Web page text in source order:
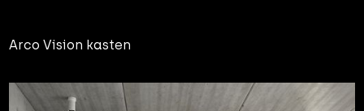
Arco Vision kasten